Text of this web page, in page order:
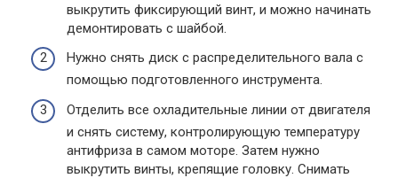
выкрутить фиксирующий винт, и можно начинать
демонтировать с шайбой.
Нужно снять диск с распределительного вала с
помощью подготовленного инструмента.
Отделить все охладительные линии от двигателя
и снять систему, контролирующую температуру
антифриза в самом моторе. Затем нужно
выкрутить винты, крепящие головку. Снимать